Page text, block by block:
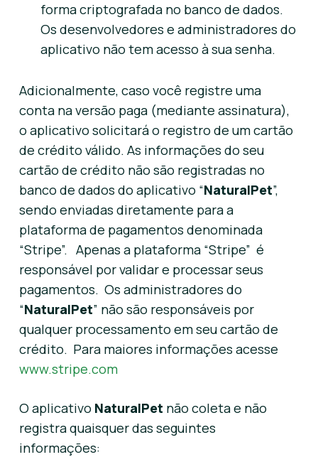
forma criptografada no banco de dados.
Os desenvolvedores e administradores do
aplicativo não tem acesso à sua senha.
Adicionalmente, caso você registre uma
conta na versão paga (mediante assinatura),
o aplicativo solicitará o registro de um cartão
de crédito válido. As informações do seu
cartão de crédito não são registradas no
banco de dados do aplicativo “NaturalPet”,
sendo enviadas diretamente para a
plataforma de pagamentos denominada
“Stripe”. Apenas a plataforma “Stripe” é
responsável por validar e processar seus
pagamentos. Os administradores do
“NaturalPet” não são responsáveis por
qualquer processamento em seu cartão de
crédito. Para maiores informações acesse
www.stripe.com
O aplicativo NaturalPet não coleta e não
registra quaisquer das seguintes
informações: